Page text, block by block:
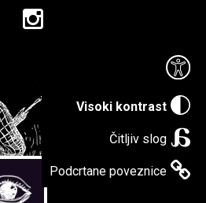
Visoki kontrast
Čitljiv slog
Podcrtane poveznice